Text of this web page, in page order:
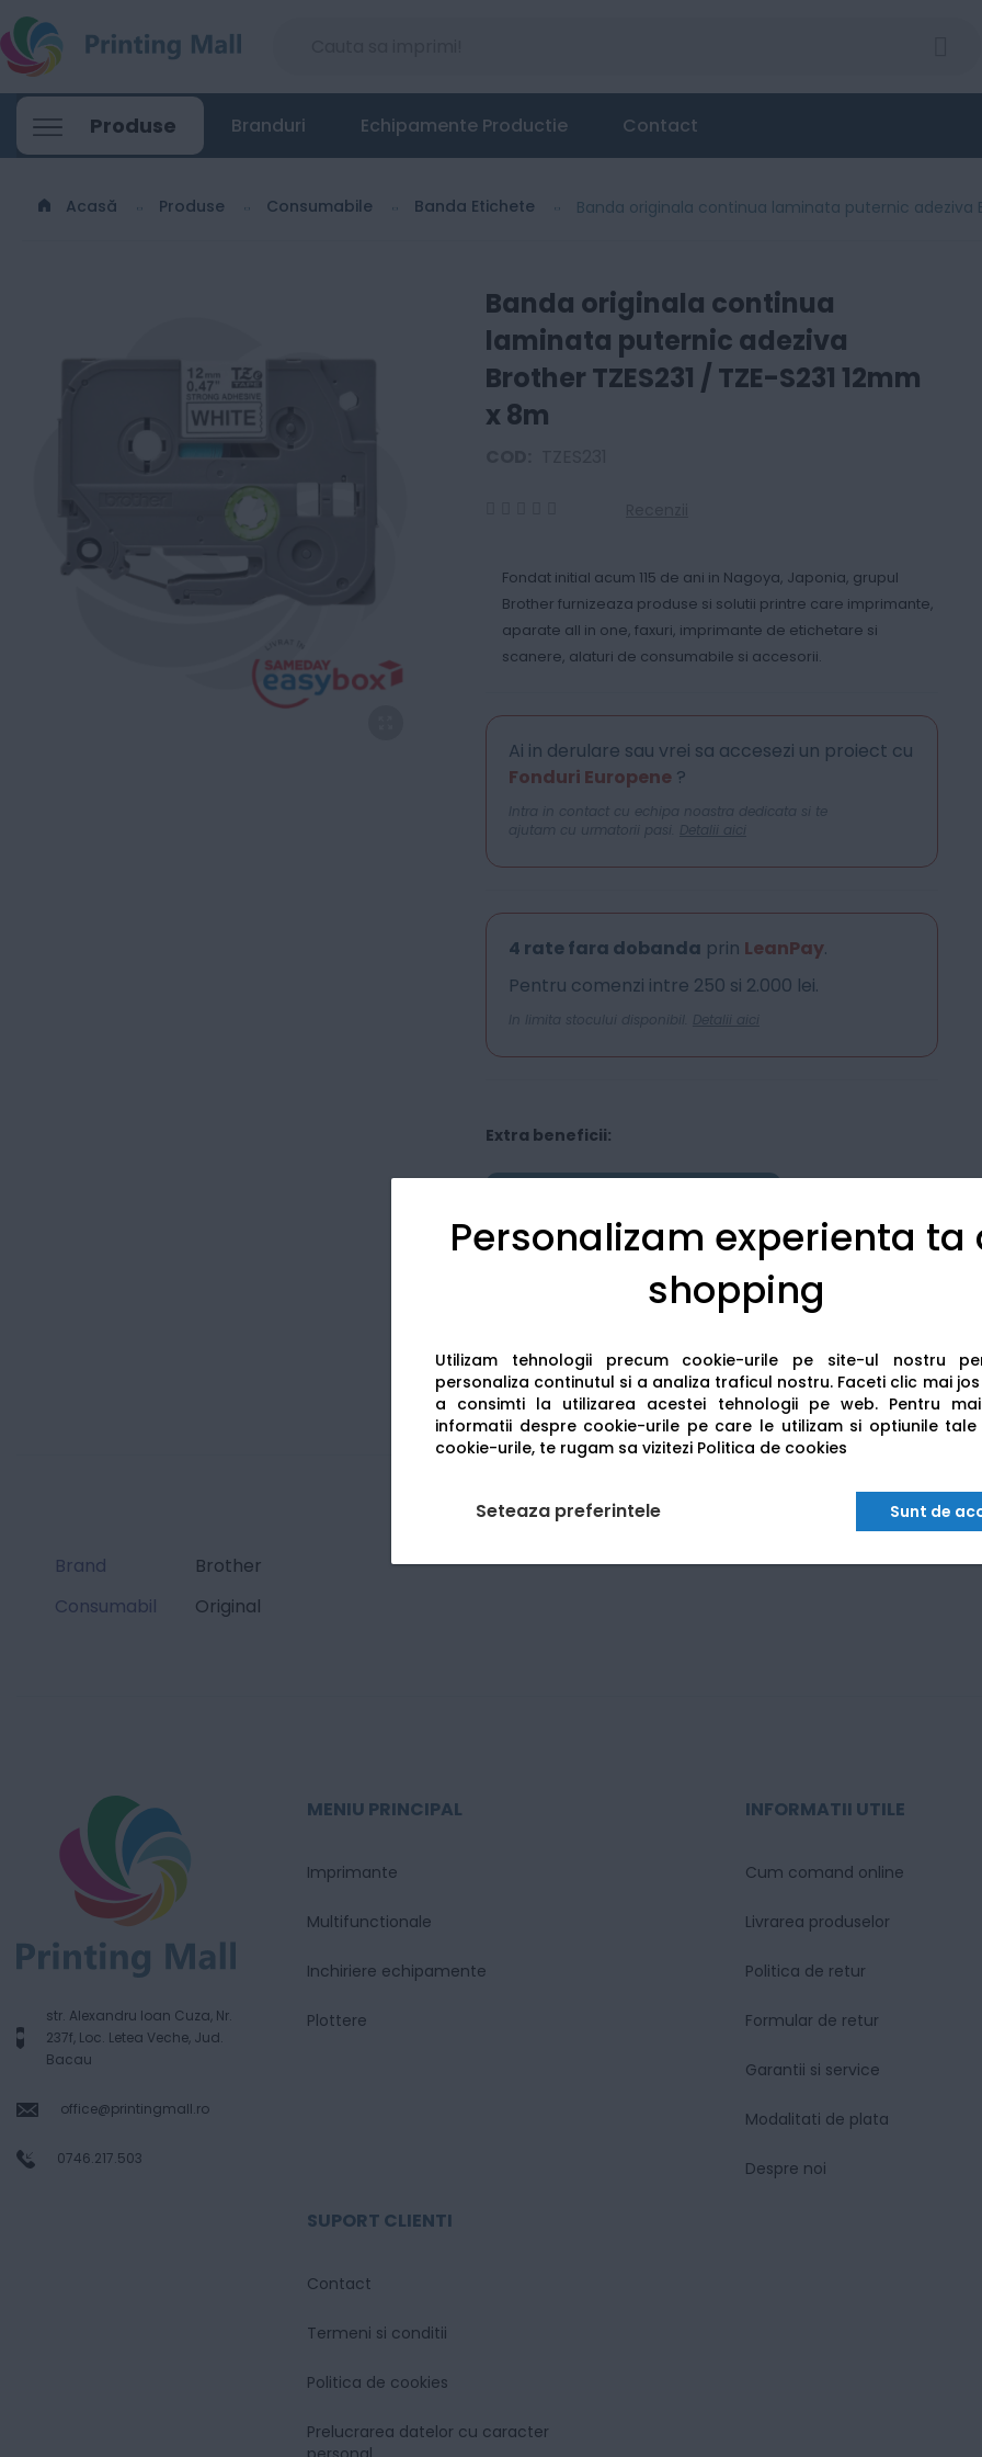
Personalizam experienta ta
shopping
Utilizam tehnologii precum cookie-urile pe site-ul nostru
personaliza continutul si a analiza traficul nostru. Faceti clic mai
a consimti la utilizarea acestei tehnologii pe web. Pentru
informatii despre cookie-urile pe care le utilizam si optiunile tale
cookie-urile, te rugam sa vizitezi Politica de cookies
Seteaza preferintele Sunt de
Produse Branduri Echipamente Productie Contact
Acasă Produse Consumabile Banda Etichete Banda originala continua laminata puternic adeziva
Banda originala continua
laminata puternic adeziva
Brother TZES231 / TZE-S231 12mm
x 8m
Fondat initial acum 115 de ani in Nagoya, Japonia, grupul
Brother furnizeaza produse si solutii printre care imprimante,
aparate all in one, faxuri, imprimante de etichetare si
scanere, alaturi de consumabile si accesorii.
Ai in derulare sau vrei sa accesezi un proiect cu
Fonduri Europene?
Intra in contact cu echipa noastra dedicata si te
ajutam cu urmatorii pasi. Detalii aici
4 rate fara dobanda prin LeanPay.
Pentru comenzi intre 250 si 2.000 lei.
In limita stocului disponibil. Detalii aici
Extra beneficii:
Detalii tehnice
Brand
Brother
Consumabil
Original
Recenzii
str. Alexandru Ioan Cuza, Nr.
237f, Loc. Letea Veche, Jud.
Bacau
office@printingmall.ro
0746.217.503
MENIU PRINCIPAL
Imprimante
Multifunctionale
Inchiriere echipamente
Plottere
INFORMATII UTILE
Cum comand online
Livrarea produselor
Politica de retur
Formular de retur
Garantii si service
Modalitati de plata
Despre noi
SUPORT CLIENTI
Contact
Termeni si conditii
Politica de cookies
Prelucrarea datelor cu caracter